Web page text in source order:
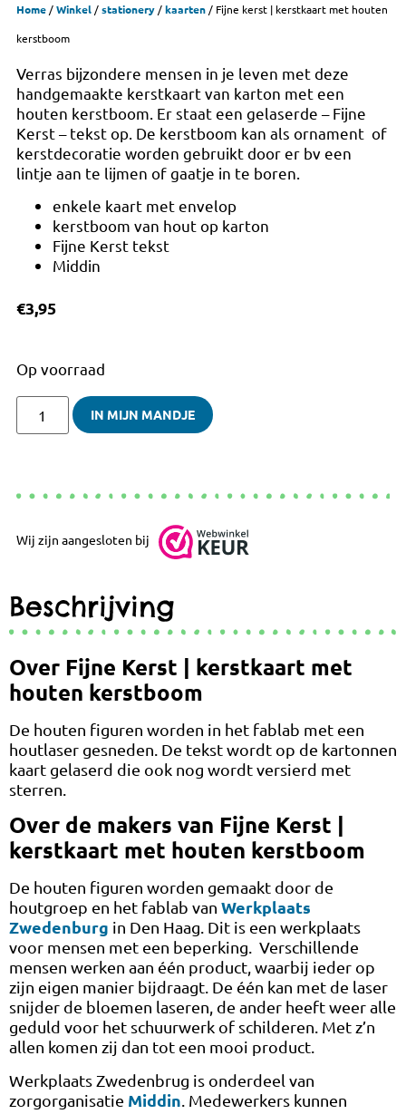
Home/Winkel/stationery/kaarten/ Fijne kerst | kerstkaart met houten
kerstboom
Verras bijzondere mensen in je leven met deze
handgemaakte kerstkaart van karton met een
houten kerstboom. Er staat een gelaserde – Fijne
Kerst – tekst op. De kerstboom kan als ornament of
kerstdecoratie worden gebruikt door er bv een
lintje aan te lijmen of gaatje in te boren.
enkele kaart met envelop
kerstboom van hout op karton
Fijne Kerst tekst
Middin
€3,95
Op voorraad
IN MIJN MANDJE
Wij zijn aangesloten bij
Beschrijving
Over Fijne Kerst | kerstkaart met
houten kerstboom
De houten figuren worden in het fablab met een
houtlaser gesneden. De tekst wordt op de kartonnen
kaart gelaserd die ook nog wordt versierd met
sterren.
Over de makers van Fijne Kerst |
kerstkaart met houten kerstboom
De houten figuren worden gemaakt door de
houtgroep en het fablab van Werkplaats
Zwedenburg in Den Haag. Dit is een werkplaats
voor mensen met een beperking. Verschillende
mensen werken aan één product, waarbij ieder op
zijn eigen manier bijdraagt. De één kan met de laser
snijder de bloemen laseren, de ander heeft weer alle
geduld voor het schuurwerk of schilderen. Met z’n
allen komen zij dan tot een mooi product.
Werkplaats Zwedenbrug is onderdeel van
zorgorganisatie Middin . Medewerkers kunnen